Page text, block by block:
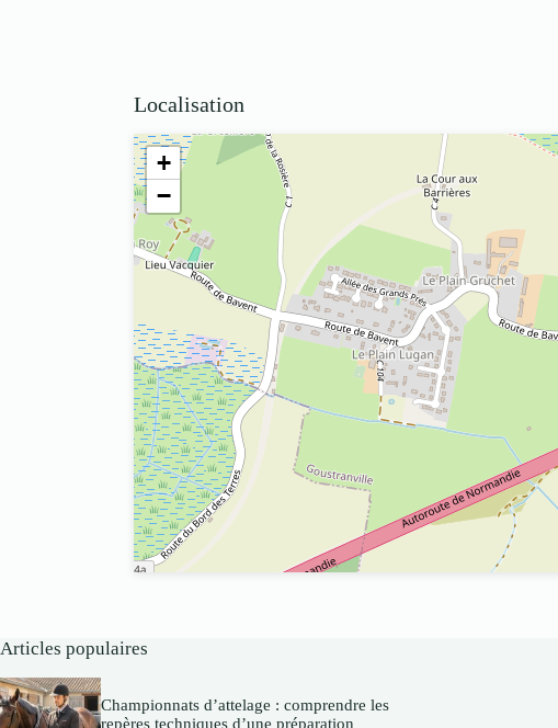
Localisation
+
−
Articles populaires
Championnats d’attelage : comprendre les
repères techniques d’une préparation